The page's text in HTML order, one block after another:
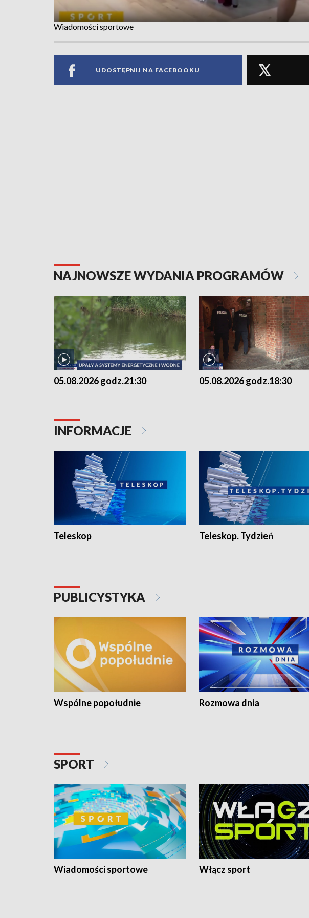
Wiadomości sportowe
UDOSTĘPNIJ NA FACEBOOKU
NAJNOWSZE WYDANIA PROGRAMÓW
05.08.2026 godz.21:30 05.08.2026 godz.18:30
INFORMACJE
Teleskop Teleskop. Tydzień
PUBLICYSTYKA
Wspólne popołudnie Rozmowa dnia
SPORT
Wiadomości sportowe Włącz sport